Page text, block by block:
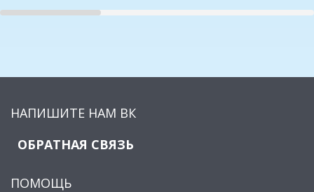
НАПИШИТЕ НАМ ВК
ОБРАТНАЯ СВЯЗЬ
ПОМОЩЬ